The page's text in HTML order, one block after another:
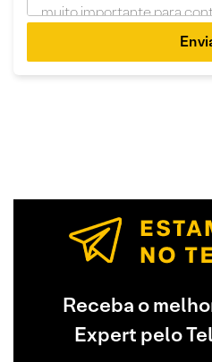
Receba o
Expert pelo